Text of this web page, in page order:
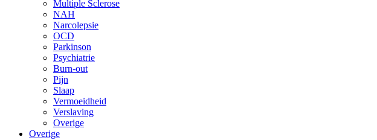
Multiple Sclerose
NAH
Narcolepsie
OCD
Parkinson
Psychiatrie
Burn-out
Pijn
Slaap
Vermoeidheid
Verslaving
Overige
Overige